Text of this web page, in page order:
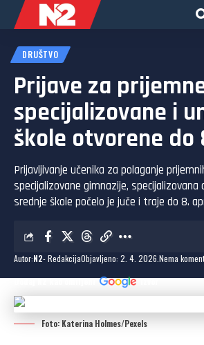
DRUŠTVO
Prijave za
specijalizovane i
škole otvorene do
Prijavljivanje učenika za polaganje
specijalizovane gimnazije,
srednje škole počelo je juče i traje do 8.
Autor:N2- RedakcijaObjavljeno: 2. 4. 2026. Nema
Dodaj N2 kao omiljeni izvor
Foto: Katerina Holmes/Pexels